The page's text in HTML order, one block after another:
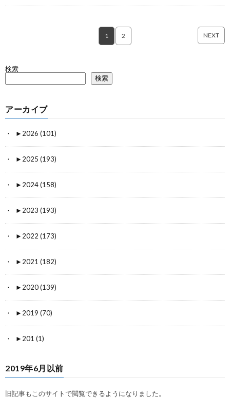
1 2 NEXT
検索
検索
アーカイブ
► 2026 (101)
► 2025 (193)
► 2024 (158)
► 2023 (193)
► 2022 (173)
► 2021 (182)
► 2020 (139)
► 2019 (70)
► 201 (1)
2019年6月以前
旧記事もこのサイトで閲覧できるようになりました。